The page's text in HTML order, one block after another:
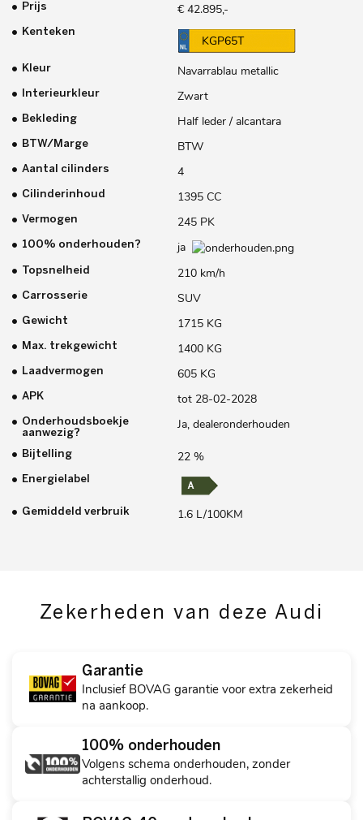
Prijs € 42.895,-
Kenteken
KGP65T
Kleur Navarrablau metallic
Interieurkleur Zwart
Bekleding Half leder / alcantara
BTW/Marge BTW
Aantal cilinders 4
Cilinderinhoud 1395 CC
Vermogen 245 PK
100% onderhouden? ja
Topsnelheid 210 km/h
Carrosserie SUV
Gewicht 1715 KG
Max. trekgewicht 1400 KG
Laadvermogen 605 KG
APK tot 28-02-2028
Onderhoudsboekje
aanwezig?
Ja, dealeronderhouden
Bijtelling 22 %
Energielabel
Gemiddeld verbruik 1.6 L/100KM
Zekerheden van deze Audi
Garantie
Inclusief BOVAG garantie voor extra zekerheid
na aankoop.
100% onderhouden
Volgens schema onderhouden, zonder
achterstallig onderhoud.